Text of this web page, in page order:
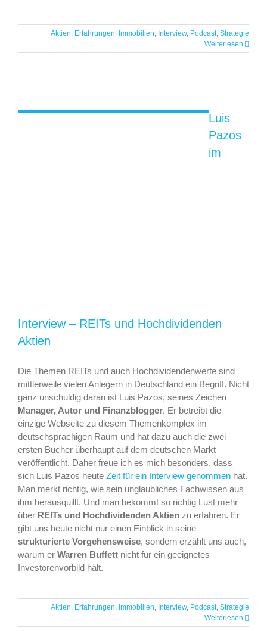
Aktien, Erfahrungen, Immobilien, Interview, Podcast, Strategie
Weiterlesen
Luis Pazos im Interview – REITs und
Hochdividenden Aktien
Luis
Pazos
im
Interview – REITs und Hochdividenden
Aktien
Die Themen REITs und auch Hochdividendenwerte sind
mittlerweile vielen Anlegern in Deutschland ein Begriff. Nicht
ganz unschuldig daran ist Luis Pazos, seines Zeichen
Manager, Autor und Finanzblogger. Er betreibt die
einzige Webseite zu diesem Themenkomplex im
deutschsprachigen Raum und hat dazu auch die zwei
ersten Bücher überhaupt auf dem deutschen Markt
veröffentlicht. Daher freue ich es mich besonders, dass
sich Luis Pazos heute Zeit für ein Interview genommen hat.
Man merkt richtig, wie sein unglaubliches Fachwissen aus
ihm herausquillt. Und man bekommt so richtig Lust mehr
über REITs und Hochdividenden Aktien zu erfahren. Er
gibt uns heute nicht nur einen Einblick in seine
strukturierte Vorgehensweise, sondern erzählt uns auch,
warum er Warren Buffett nicht für ein geeignetes
Investorenvorbild hält.
Aktien, Erfahrungen, Immobilien, Interview, Podcast, Strategie
Weiterlesen